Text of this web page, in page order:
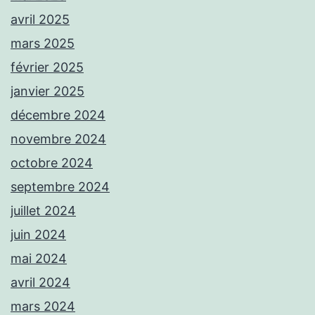
avril 2025
mars 2025
février 2025
janvier 2025
décembre 2024
novembre 2024
octobre 2024
septembre 2024
juillet 2024
juin 2024
mai 2024
avril 2024
mars 2024